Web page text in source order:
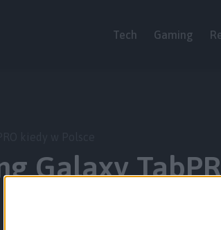
Tech Gaming
Galaxy